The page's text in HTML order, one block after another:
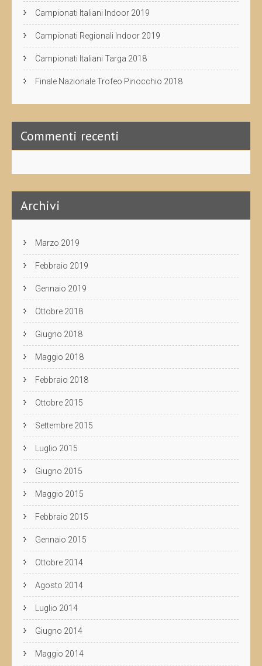
Campionati Italiani Indoor 2019
Campionati Regionali Indoor 2019
Campionati Italiani Targa 2018
Finale Nazionale Trofeo Pinocchio 2018
Commenti recenti
Archivi
Marzo 2019
Febbraio 2019
Gennaio 2019
Ottobre 2018
Giugno 2018
Maggio 2018
Febbraio 2018
Ottobre 2015
Settembre 2015
Luglio 2015
Giugno 2015
Maggio 2015
Febbraio 2015
Gennaio 2015
Ottobre 2014
Agosto 2014
Luglio 2014
Giugno 2014
Maggio 2014